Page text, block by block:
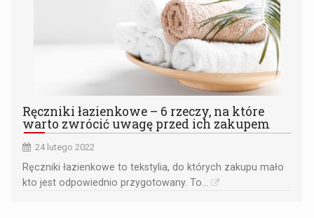
Ręczniki łazienkowe – 6 rzeczy, na które
warto zwrócić uwagę przed ich zakupem
24 lutego 2022
Ręczniki łazienkowe to tekstylia, do których zakupu mało
kto jest odpowiednio przygotowany. To...